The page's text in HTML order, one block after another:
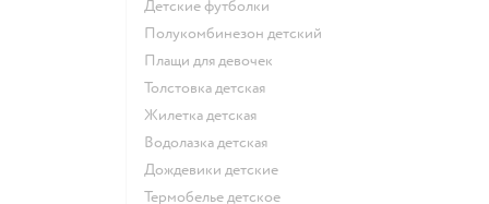
Детские футболки
Полукомбинезон детский
Плащи для девочек
Толстовка детская
Жилетка детская
Водолазка детская
Дождевики детские
Термобелье детское